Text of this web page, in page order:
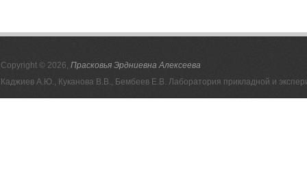
Copyright © 2026, Прасковья Эрдниевна Алексеева
Каджиев А.Ю., Куканова В.В., Бембеев Е.В. Лаборатория прикладной и